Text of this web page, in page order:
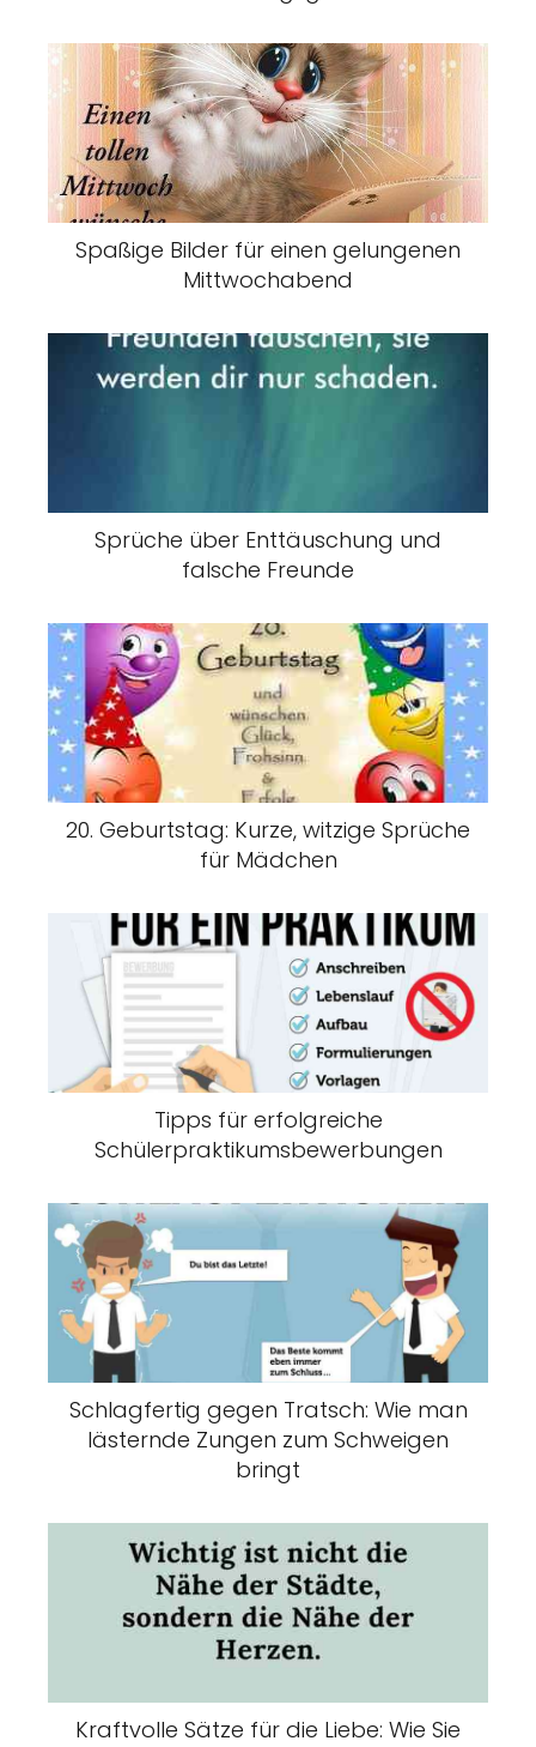
Spaßige Bilder für einen gelungenen
Mittwochabend
Sprüche über Enttäuschung und
falsche Freunde
20. Geburtstag: Kurze, witzige Sprüche
für Mädchen
Tipps für erfolgreiche
Schülerpraktikumsbewerbungen
Schlagfertig gegen Tratsch: Wie man
lästernde Zungen zum Schweigen
bringt
Kraftvolle Sätze für die Liebe: Wie Sie